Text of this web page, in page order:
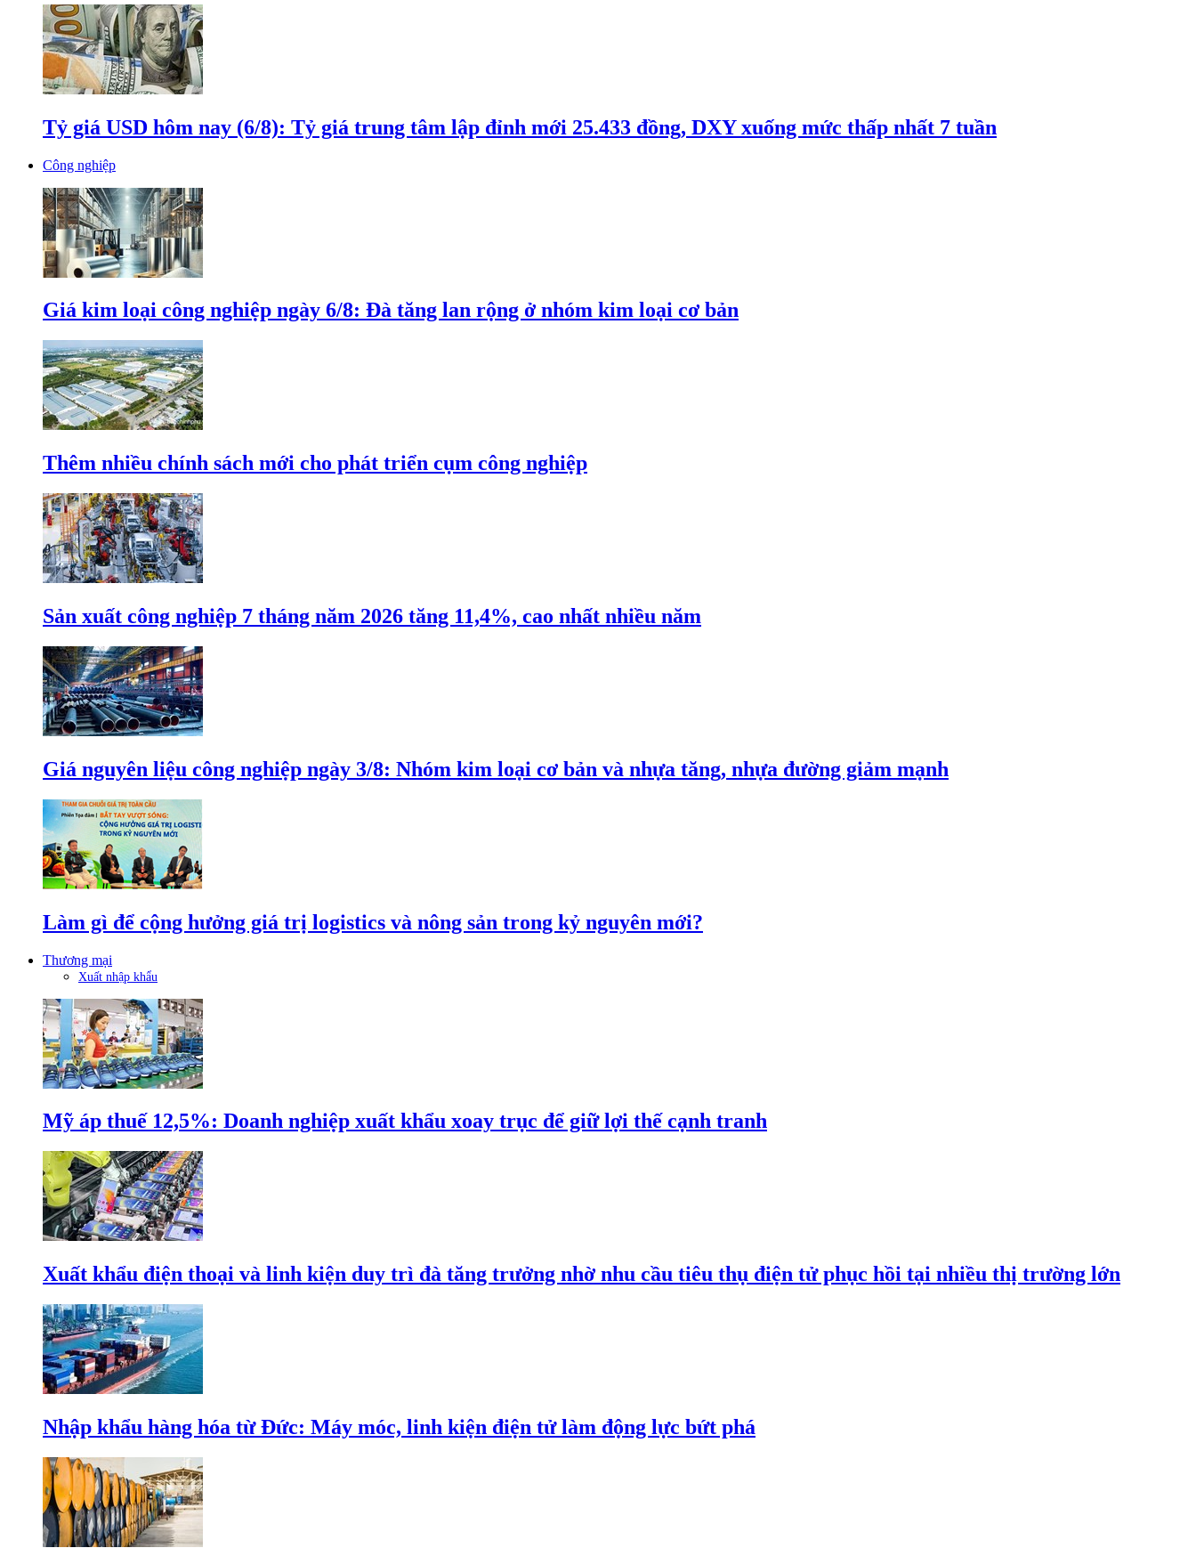
Tỷ giá USD hôm nay (6/8): Tỷ giá trung tâm lập đỉnh mới 25.433 đồng, DXY xuống mức thấp nhất 7 tuần
Công nghiệp
Giá kim loại công nghiệp ngày 6/8: Đà tăng lan rộng ở nhóm kim loại cơ bản
Thêm nhiều chính sách mới cho phát triển cụm công nghiệp
Sản xuất công nghiệp 7 tháng năm 2026 tăng 11,4%, cao nhất nhiều năm
Giá nguyên liệu công nghiệp ngày 3/8: Nhóm kim loại cơ bản và nhựa tăng, nhựa đường giảm mạnh
Làm gì để cộng hưởng giá trị logistics và nông sản trong kỷ nguyên mới?
Thương mại
Xuất nhập khẩu
Mỹ áp thuế 12,5%: Doanh nghiệp xuất khẩu xoay trục để giữ lợi thế cạnh tranh
Xuất khẩu điện thoại và linh kiện duy trì đà tăng trưởng nhờ nhu cầu tiêu thụ điện tử phục hồi tại nhiều thị trường lớn
Nhập khẩu hàng hóa từ Đức: Máy móc, linh kiện điện tử làm động lực bứt phá